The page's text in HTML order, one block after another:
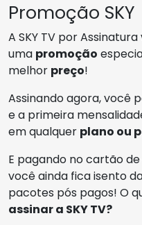
Promoção SKY
A SKY TV por
uma promoção
melhor preço!
Assinando agora, você
e a primeira
em qualquer plano ou
E pagando no cartão
você ainda fica isento
pacotes pós pagos! O
assinar a SKY TV?